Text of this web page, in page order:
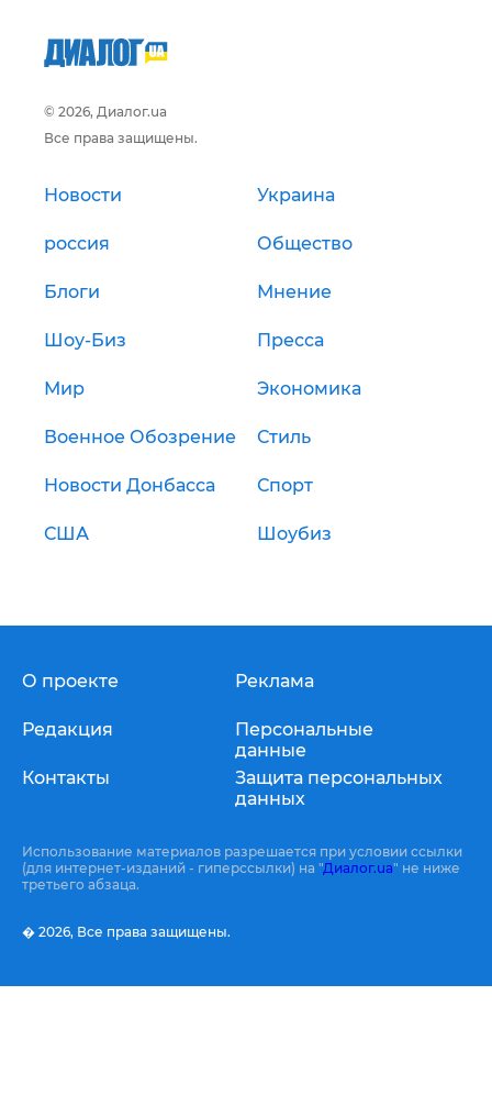
© 2026, Диалог.ua
Все права защищены.
Новости Украина
россия Общество
Блоги Мнение
Шоу-Биз Пресса
Мир Экономика
Военное Обозрение Стиль
Новости Донбасса Спорт
США Шоубиз
О проекте
Редакция
Контакты
Реклама
Персональные
данные
Защита персональных
данных
Использование материалов разрешается при условии ссылки
(для интернет-изданий - гиперссылки) на "Диалог.ua" не ниже
третьего абзаца.
� 2026, Все права защищены.